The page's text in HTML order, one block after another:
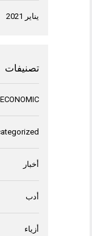
يناير 2021
تصنيفات
ECONOMIC
أخبار
أدب
أزياء